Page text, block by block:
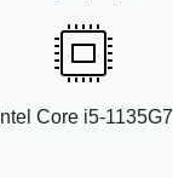
Intel Core i5-1135G7